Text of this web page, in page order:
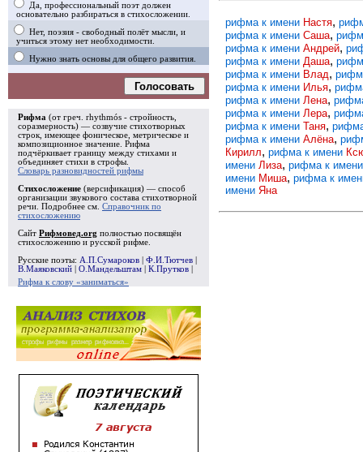
Да, профессиональный поэт должен
основательно разбираться в стихосложении.
Нет, поэзия - свободный полёт мысли, и
учиться этому нет необходимости.
Нужно знать основы для общего развития.
Голосовать
Рифма (от греч. rhythmós - стройность,
соразмерность) — созвучие стихотворных
строк, имеющее фоническое, метрическое и
композиционное значение. Рифма
подчёркивает границу между стихами и
объединяет стихи в строфы
Словарь разновидностей рифмы
Стихосложение (версификация) — способ
организации звукового состава стихотворной
речи. Подробнее см. Справочник по
стихосложению
Сайт Рифмовед.org полностью посвящён
стихосложению и русской рифме.
Русские поэты: А.П.Сумароков Ф.И.Тютчев
В.Маяковский
О.Мандельштам К.Прутков
Рифма к слову «заниматься»
рифма к имени Настя,
рифма к имени Саша,
рифма к имени Андрей,
рифма к имени Даша,
рифма к имени Влад,
рифма к имени Илья,
рифма к имени Лена,
рифма к имени Лера,
рифма к имени Таня,
рифма к имени Алёна,
Кирилл, рифма к имени
имени Лиза, рифма к
имени Миша, рифма к
имени Яна